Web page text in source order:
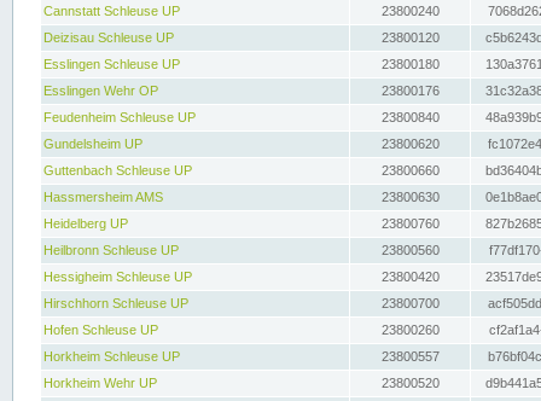
Cannstatt Schleuse UP
23800240
Deizisau Schleuse UP
23800120
Esslingen Schleuse UP
23800180
Esslingen Wehr OP
23800176
Feudenheim Schleuse UP
23800840
Gundelsheim UP
23800620
Guttenbach Schleuse UP
23800660
Hassmersheim AMS
23800630
Heidelberg UP
23800760
Heilbronn Schleuse UP
23800560
Hessigheim Schleuse UP
23800420
Hirschhorn Schleuse UP
23800700
Hofen Schleuse UP
23800260
Horkheim Schleuse UP
23800557
Horkheim Wehr UP
23800520